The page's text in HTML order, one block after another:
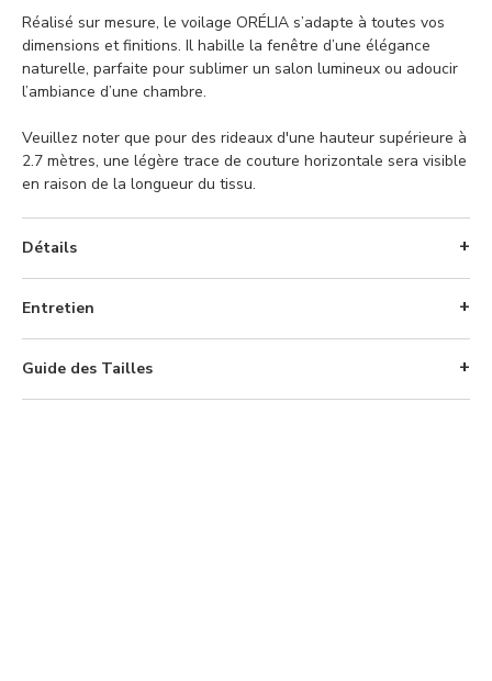
Réalisé sur mesure, le voilage ORÉLIA s’adapte à toutes vos
dimensions et finitions. Il habille la fenêtre d’une élégance
naturelle, parfaite pour sublimer un salon lumineux ou adoucir
l’ambiance d’une chambre.
Veuillez noter que pour des rideaux d'une hauteur supérieure à
2.7 mètres, une légère trace de couture horizontale sera visible
en raison de la longueur du tissu.
Détails
Entretien
Guide des Tailles